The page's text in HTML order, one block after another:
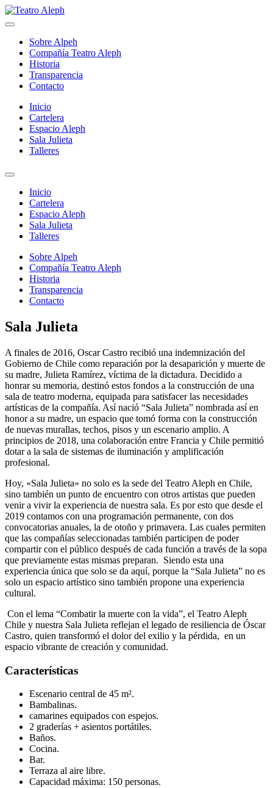
Skip
to
Sobre Alpeh
Compañía Teatro Aleph
Historia
Transparencia
Contacto
Inicio
Cartelera
Espacio Aleph
Sala Julieta
Talleres
Inicio
Cartelera
Espacio Aleph
Sala Julieta
Talleres
Sobre Alpeh
Compañía Teatro Aleph
Historia
Transparencia
Contacto
Sala Julieta
A finales de 2016, Oscar Castro recibió una indemnización del
Gobierno de Chile como reparación por la desaparición y muerte de
su madre, Julieta Ramírez, víctima de la dictadura. Decidido a
honrar su memoria, destinó estos fondos a la construcción de una
sala de teatro moderna, equipada para satisfacer las necesidades
artísticas de la compañía. Así nació “Sala Julieta” nombrada así en
honor a su madre, un espacio que tomó forma con la construcción
de nuevas murallas, techos, pisos y un escenario amplio. A
principios de 2018, una colaboración entre Francia y Chile permitió
dotar a la sala de sistemas de iluminación y amplificación
profesional.
Hoy, «Sala Julieta» no solo es la sede del Teatro Aleph en Chile,
sino también un punto de encuentro con otros artistas que pueden
venir a vivir la experiencia de nuestra sala. Es por esto que desde el
2019 contamos con una programación permanente, con dos
convocatorias anuales, la de otoño y primavera. Las cuales permiten
que las compañías seleccionadas también participen de poder
compartir con el público después de cada función a través de la sopa
que previamente estas mismas preparan. Siendo esta una
experiencia única que solo se da aquí, porque la “Sala Julieta” no es
solo un espacio artístico sino también propone una experiencia
cultural.
Con el lema “Combatir la muerte con la vida”, el Teatro Aleph
Chile y nuestra Sala Julieta reflejan el legado de resiliencia de Óscar
Castro, quien transformó el dolor del exilio y la pérdida, en un
espacio vibrante de creación y comunidad.
Características
Escenario central de 45 m².
Bambalinas.
camarines equipados con espejos.
2 graderías + asientos portátiles.
Baños.
Cocina.
Bar.
Terraza al aire libre.
Capacidad máxima: 150 personas.